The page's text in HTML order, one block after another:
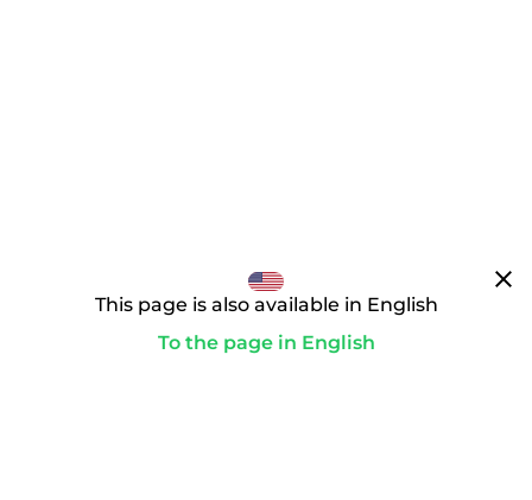
This page is also available in English
To the page in English
clear